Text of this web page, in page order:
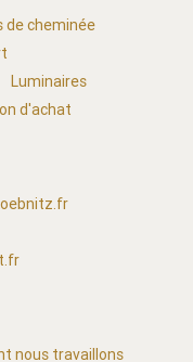
de cheminée
Luminaires
d'achat
nous travaillons